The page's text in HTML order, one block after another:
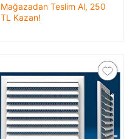
Mağazadan Teslim Al, 250
TL Kazan!